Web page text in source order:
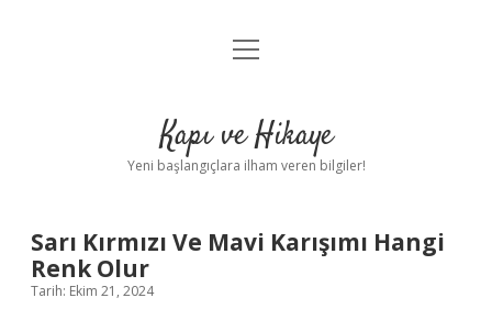
Anasayfa
Yasal Uyarı
menüyü
Kapı ve Hikaye
Yeni başlangıçlara ilham veren bilgiler!
Sarı Kırmızı Ve Mavi Karışımı Hangi
Renk Olur
Tarih: Ekim 21, 2024